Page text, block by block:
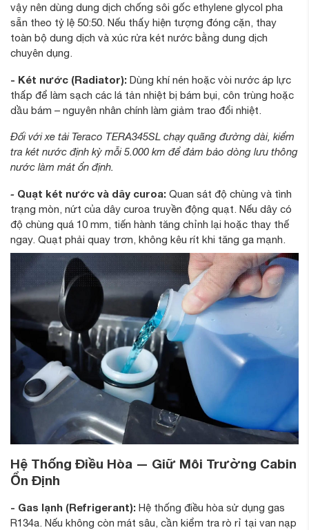
vậy nên dùng dung dịch chống sôi gốc ethylene glycol pha
sẵn theo tỷ lệ 50:50. Nếu thấy hiện tượng đóng cặn, thay
toàn bộ dung dịch và xúc rửa két nước bằng dung dịch
chuyên dụng.
- Két nước (Radiator): Dùng khí nén hoặc vòi nước áp lực
thấp để làm sạch các lá tản nhiệt bị bám bụi, côn trùng hoặc
dầu bám – nguyên nhân chính làm giảm trao đổi nhiệt.
Đối với xe tải Teraco TERA345SL chạy quãng đường dài, kiểm
tra két nước định kỳ mỗi 5.000 km để đảm bảo dòng lưu thông
nước làm mát ổn định.
- Quạt két nước và dây curoa: Quan sát độ chùng và tình
trạng mòn, nứt của dây curoa truyền động quạt. Nếu dây có
độ chùng quá 10 mm, tiến hành tăng chỉnh lại hoặc thay thế
ngay. Quạt phải quay trơn, không kêu rít khi tăng ga mạnh.
Hệ Thống Điều Hòa — Giữ Môi Trường Cabin
Ổn Định
- Gas lạnh (Refrigerant): Hệ thống điều hòa sử dụng gas
R134a. Nếu không còn mát sâu, cần kiểm tra rò rỉ tại van nạp